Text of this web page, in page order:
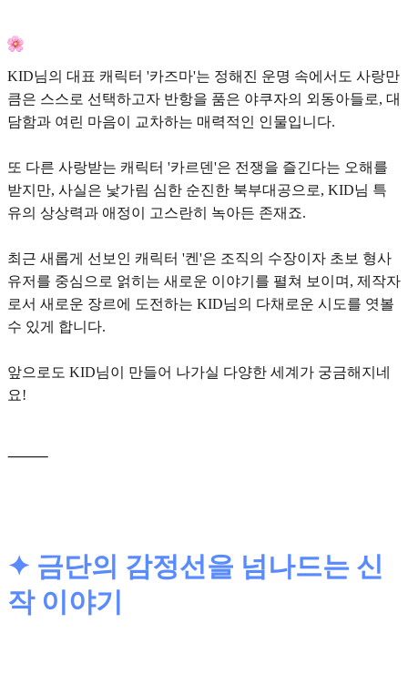
KID님의 대표 캐릭터 '카즈마'는 정해진 운명 속에서도 사랑만
큼은 스스로 선택하고자 반항을 품은 야쿠자의 외동아들로, 대
담함과 여린 마음이 교차하는 매력적인 인물입니다.
또 다른 사랑받는 캐릭터 '카르덴'은 전쟁을 즐긴다는 오해를
받지만, 사실은 낯가림 심한 순진한 북부대공으로, KID님 특
유의 상상력과 애정이 고스란히 녹아든 존재죠.
최근 새롭게 선보인 캐릭터 '켄'은 조직의 수장이자 초보 형사
유저를 중심으로 얽히는 새로운 이야기를 펼쳐 보이며, 제작자
로서 새로운 장르에 도전하는 KID님의 다채로운 시도를 엿볼
수 있게 합니다.
앞으로도 KID님이 만들어 나가실 다양한 세계가 궁금해지네
요!
⸻
✦ 금단의 감정선을 넘나드는 신
작 이야기